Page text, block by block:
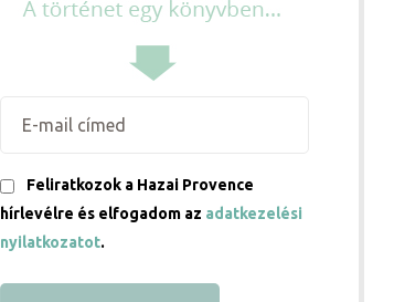
Feliratkozok a Hazai Provence
hírlevélre és elfogadom az adatkezelési
nyilatkozatot.